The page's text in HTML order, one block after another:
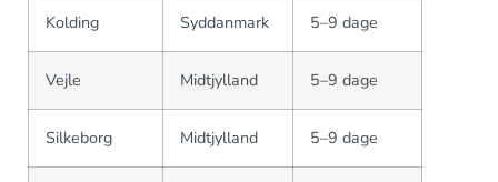
Kolding Syddanmark 5–9 dage
Vejle Midtjylland 5–9 dage
Silkeborg Midtjylland 5–9 dage